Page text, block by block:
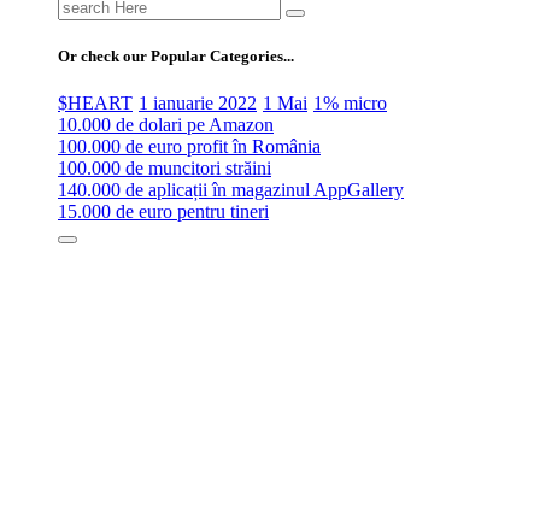
Search
for:
Or check our Popular Categories...
$HEART 1 ianuarie 2022 1 Mai 1% micro
10.000 de dolari pe Amazon
100.000 de euro profit în România
100.000 de muncitori străini
140.000 de aplicații în magazinul AppGallery
15.000 de euro pentru tineri